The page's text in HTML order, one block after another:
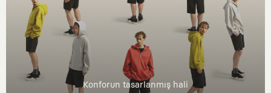
Konforun tasarlanmış hali